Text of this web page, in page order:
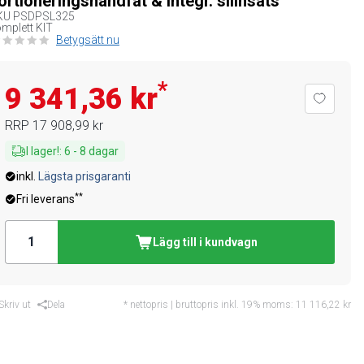
PSDPSL325
KIT
Betygsätt nu
9 341,36 kr*
RRP 17 908,99 kr
I lager!: 6 - 8 dagar
inkl.
Lägsta prisgaranti
Fri leverans**
Lägg till i kundvagn
ut Dela * nettopris | bruttopris inkl. 19% moms: 11 116,22 kr